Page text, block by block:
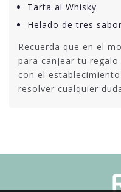
Tarta al Whisky
Helado de tres
Recuerda que en el
para canjear tu
con el
resolver cualquier